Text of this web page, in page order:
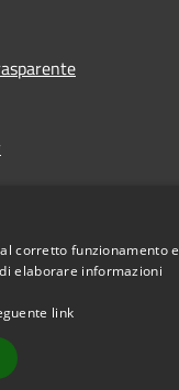
corretto funzionamento e
elaborare informazioni
link